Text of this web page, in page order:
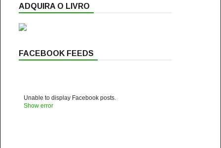
ADQUIRA O LIVRO
FACEBOOK FEEDS
Unable to display Facebook posts.
Show error